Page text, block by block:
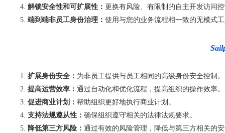
解锁安全性和可扩展性： 更换有风险、有限制的自主开发访问
端到端非员工身份治理： 使用与您的业务流程相一致的无模式
扩展身份安全： 为非员工提供与员工相同的高级身份安全控制。
提高运营效率： 通过自动化和优化流程，提高组织的操作效率。
促进商业计划： 帮助组织更好地执行商业计划。
支持法规遵从性： 确保组织遵守相关的法律法规要求。
降低第三方风险： 通过有效的风险管理，降低与第三方相关的